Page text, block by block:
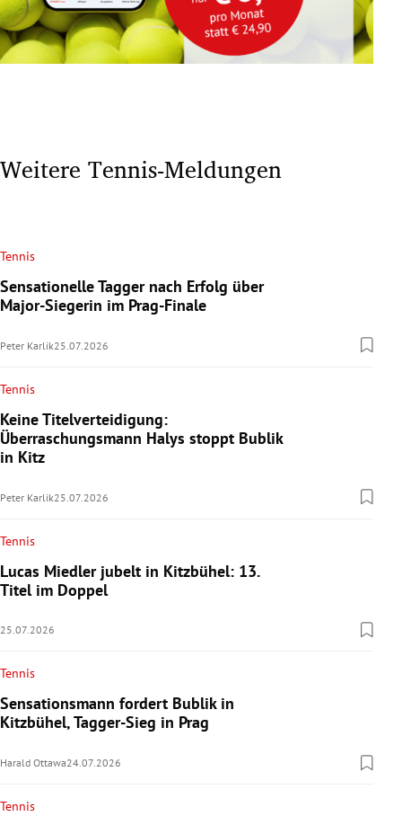
Weitere Tennis-Meldungen
Tennis
Sensationelle Tagger nach Erfolg über
Major-Siegerin im Prag-Finale
Peter Karlik25.07.2026
Tennis
Keine Titelverteidigung:
Überraschungsmann Halys stoppt Bublik
in Kitz
Peter Karlik25.07.2026
Tennis
Lucas Miedler jubelt in Kitzbühel: 13.
Titel im Doppel
25.07.2026
Tennis
Sensationsmann fordert Bublik in
Kitzbühel, Tagger-Sieg in Prag
Harald Ottawa24.07.2026
Tennis